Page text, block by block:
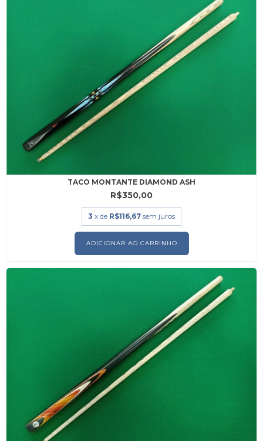
TACO MONTANTE DIAMOND ASH
R$350,00
3 x de R$116,67 sem juros